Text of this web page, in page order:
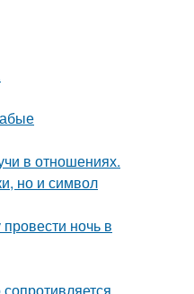
в отношениях.
но и символ
ночь в